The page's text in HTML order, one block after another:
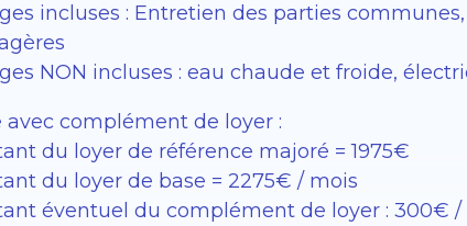
incluses : Entretien des parties
NON incluses : eau chaude et froide,
avec complément de loyer :
du loyer de référence majoré = 1975€
du loyer de base = 2275€ / mois
éventuel du complément de loyer : 300€ /